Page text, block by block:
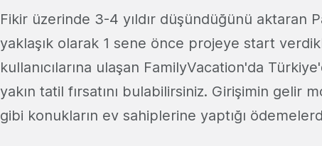
Fikir üzerinde 3-4 yıldır düşündüğünü aktaran
yaklaşık olarak 1 sene önce projeye start
kullanıcılarına ulaşan FamilyVacation'da
yakın tatil fırsatını bulabilirsiniz. Girişimin gelir
gibi konukların ev sahiplerine yaptığı